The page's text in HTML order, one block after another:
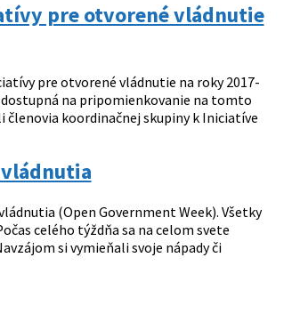
pre otvorené vládnutie
pre otvorené vládnutie na roky 2017-
dostupná na pripomienkovanie na tomto
členovia koordinačnej skupiny k Iniciatíve
(Open Government Week). Všetky
celého týždňa sa na celom svete
si vymieňali svoje nápady či